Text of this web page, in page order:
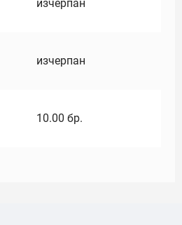
изчерпан
изчерпан
10.00 бр.